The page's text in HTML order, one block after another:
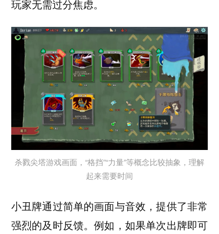
玩家无需过分焦虑。
杀戮尖塔游戏画面，“格挡”“力量”等概念比较抽象，理解
起来需要时间
小丑牌通过简单的画面与音效，提供了非常
强烈的及时反馈。例如，如果单次出牌即可